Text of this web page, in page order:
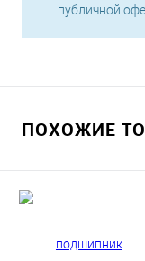
публичной
ПОХОЖИЕ